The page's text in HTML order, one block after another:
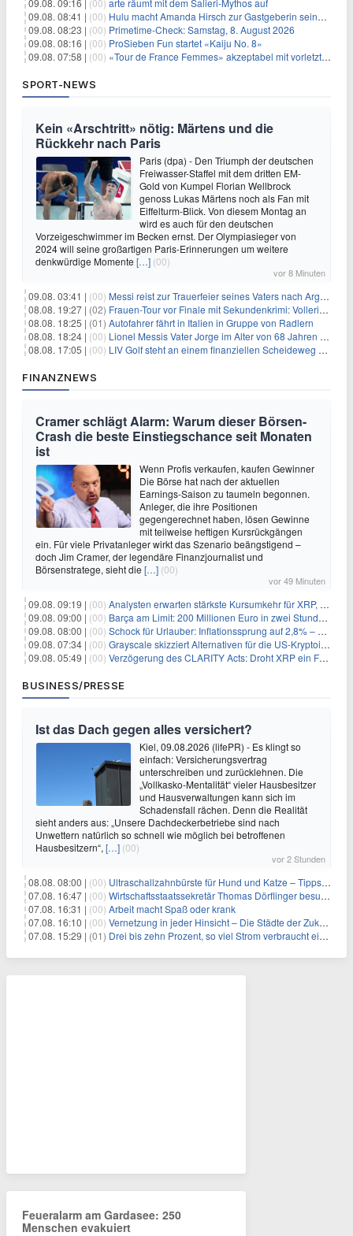
09.08. 09:16 | (00) arte räumt mit dem Salieri-Mythos auf
09.08. 08:41 | (00) Hulu macht Amanda Hirsch zur Gastgeberin seines Reality-Podcasts
09.08. 08:23 | (00) Primetime-Check: Samstag, 8. August 2026
09.08. 08:16 | (00) ProSieben Fun startet «Kaiju No. 8»
09.08. 07:58 | (00) «Tour de France Femmes» akzeptabel mit vorletzter Etappe
SPORT-NEWS
Kein «Arschtritt» nötig: Märtens und die
Rückkehr nach Paris
Paris (dpa) - Den Triumph der deutschen
Freiwasser-Staffel mit dem dritten EM-
Gold von Kumpel Florian Wellbrock
genoss Lukas Märtens noch als Fan mit
Eiffelturm-Blick. Von diesem Montag an
wird es auch für den deutschen
Vorzeigeschwimmer im Becken ernst. Der Olympiasieger von
2024 will seine großartigen Paris-Erinnerungen um weitere
denkwürdige Momente […] (00)
vor 8 Minuten
09.08. 03:41 | (00) Messi reist zur Trauerfeier seines Vaters nach Argentinien
08.08. 19:27 | (02) Frauen-Tour vor Finale mit Sekundenkrimi: Vollering in Gelb
08.08. 18:25 | (01) Autofahrer fährt in Italien in Gruppe von Radlern
08.08. 18:24 | (00) Lionel Messis Vater Jorge im Alter von 68 Jahren gestorben
08.08. 17:05 | (00) LIV Golf steht an einem finanziellen Scheideweg auf der Suche nach neuen Investitionen
FINANZNEWS
Cramer schlägt Alarm: Warum dieser Börsen-
Crash die beste Einstiegschance seit Monaten
ist
Wenn Profis verkaufen, kaufen Gewinner
Die Börse hat nach der aktuellen
Earnings-Saison zu taumeln begonnen.
Anleger, die ihre Positionen
gegengerechnet haben, lösen Gewinne
mit teilweise heftigen Kursrückgängen
ein. Für viele Privatanleger wirkt das Szenario beängstigend –
doch Jim Cramer, der legendäre Finanzjournalist und
Börsenstratege, sieht die […] (00)
vor 49 Minuten
09.08. 09:19 | (00) Analysten erwarten stärkste Kursumkehr für XRP, während Polymarket skeptisch bleibt
09.08. 09:00 | (00) Barça am Limit: 200 Millionen Euro in zwei Stunden – warum dieser Schuldentrip hochgefährlich wird
09.08. 08:00 | (00) Schock für Urlauber: Inflationssprung auf 2,8% – Diese Preise explodieren jetzt
09.08. 07:34 | (00) Grayscale skizziert Alternativen für die US-Kryptoindustrie ohne CLARITY Act
09.08. 05:49 | (00) Verzögerung des CLARITY Acts: Droht XRP ein Fall unter die $1-Marke?
BUSINESS/PRESSE
Ist das Dach gegen alles versichert?
Kiel, 09.08.2026 (lifePR) - Es klingt so
einfach: Versicherungsvertrag
unterschreiben und zurücklehnen. Die
„Vollkasko-Mentalität“ vieler Hausbesitzer
und Hausverwaltungen kann sich im
Schadensfall rächen. Denn die Realität
sieht anders aus: „Unsere Dachdeckerbetriebe sind nach
Unwettern natürlich so schnell wie möglich bei betroffenen
Hausbesitzern“, […] (00)
vor 2 Stunden
08.08. 08:00 | (00) Ultraschallzahnbürste für Hund und Katze – Tipps zur erfolgreichen Eingewöhnung
07.08. 16:47 | (00) Wirtschaftsstaatssekretär Thomas Dörflinger besucht Handwerksbetrieb im Kammerbezirk Freiburg
07.08. 16:31 | (00) Arbeit macht Spaß oder krank
07.08. 16:10 | (00) Vernetzung in jeder Hinsicht – Die Städte der Zukunft sind grün-blau
07.08. 15:29 | (01) Drei bis zehn Prozent, so viel Strom verbraucht ein Aufzug im Gebäude
Feueralarm am Gardasee: 250
Menschen evakuiert